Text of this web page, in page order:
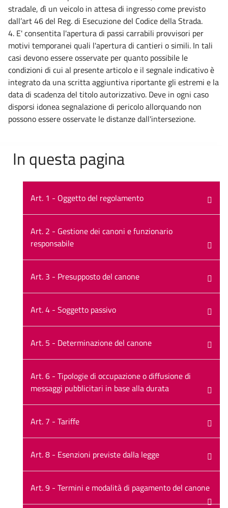
stradale, dì un veicolo in attesa di ingresso come previsto
dall’art 46 del Reg. di Esecuzione del Codice della Strada.
4. E' consentita l'apertura di passi carrabili provvisori per
motivi temporanei quali l'apertura di cantieri o simili. In tali
casi devono essere osservate per quanto possibile le
condizioni di cui al presente articolo e il segnale indicativo è
integrato da una scritta aggiuntiva riportante gli estremi e la
data di scadenza del titolo autorizzativo. Deve in ogni caso
disporsi idonea segnalazione di pericolo allorquando non
possono essere osservate le distanze dall'intersezione.
In questa pagina
Art. 1 - Oggetto del regolamento
Art. 2 - Gestione dei canoni e funzionario
responsabile
Art. 3 - Presupposto del canone
Art. 4 - Soggetto passivo
Art. 5 - Determinazione del canone
Art. 6 - Tipologie di occupazione o diffusione di
messaggi pubblicitari in base alla durata
Art. 7 - Tariffe
Art. 8 - Esenzioni previste dalla legge
Art. 9 - Termini e modalità di pagamento del canone